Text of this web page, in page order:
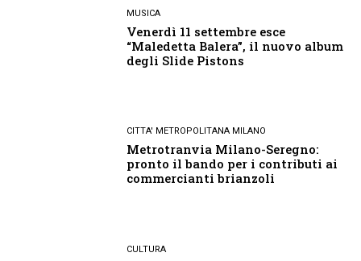
MUSICA
Venerdì 11 settembre esce
“Maledetta Balera”, il nuovo album
degli Slide Pistons
CITTA' METROPOLITANA MILANO
Metrotranvia Milano-Seregno:
pronto il bando per i contributi ai
commercianti brianzoli
CULTURA